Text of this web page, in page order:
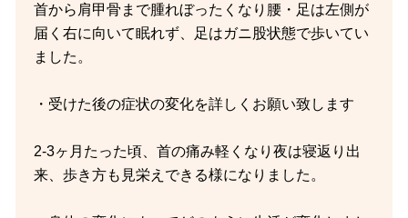
首から肩甲骨まで腫れぼったくなり腰・足は左側が
届く右に向いて眠れず、足はガニ股状態で歩いてい
ました。
・受けた後の症状の変化を詳しくお願い致します
2-3ヶ月たった頃、首の痛み軽くなり夜は寝返り出
来、歩き方も見栄えできる様になりました。